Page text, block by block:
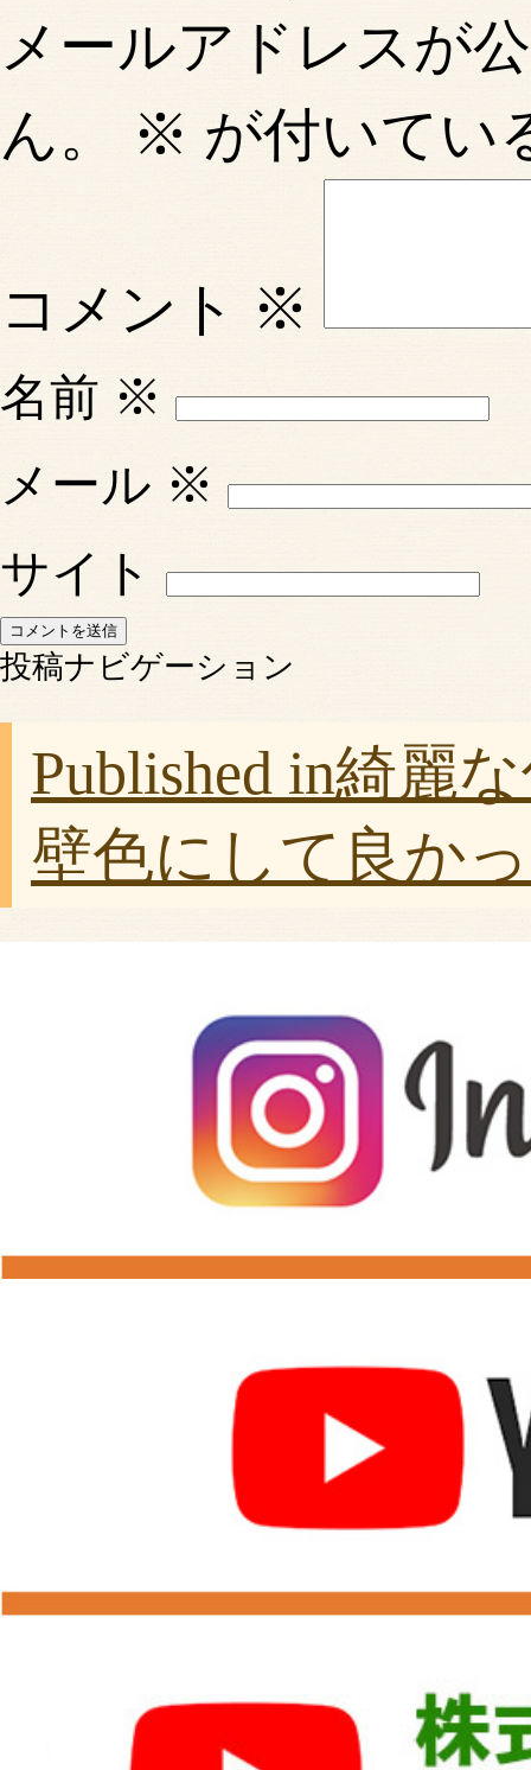
メールアドレスが
ん。
※ が付いてい
コメント ※
名前 ※
メール ※
サイト
投稿ナビゲーション
Published in綺麗
壁色にして良か